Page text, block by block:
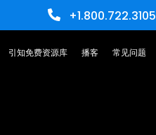
+1.800.722.3105
引知免费资源库 播客 常见问题